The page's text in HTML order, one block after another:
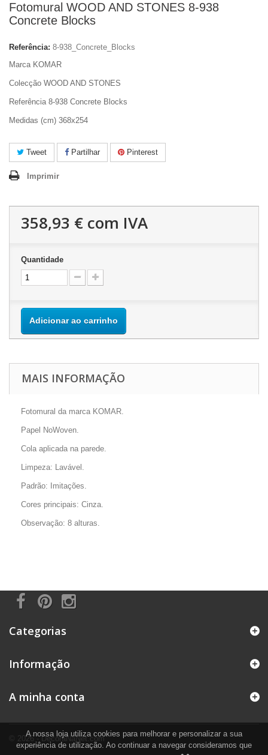
Fotomural WOOD AND STONES 8-938
Concrete Blocks
Referência: 8-938_Concrete_Blocks
Marca KOMAR
Colecção WOOD AND STONES
Referência 8-938 Concrete Blocks
Medidas (cm) 368x254
Tweet Partilhar Pinterest
Imprimir
358,93 € com IVA
Quantidade
Adicionar ao carrinho
MAIS INFORMAÇÃO
Fotomural da marca KOMAR.
Papel NoWoven.
Cola aplicada na parede.
Limpeza: Lavável.
Padrão: Imitações.
Cores principais: Cinza.
Observação: 8 alturas.
Categorias
Informação
© 2026 - DecoraNaNet.com
A minha conta
A nossa loja utiliza cookies para melhorar e personalizar a sua
experiência de utilização. Ao continuar a navegar consideramos que